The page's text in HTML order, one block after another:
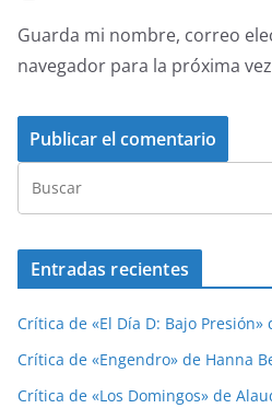
Guarda mi nombre, correo
navegador para la próxima
Entradas recientes
Crítica de «El Día D: Bajo
Crítica de «Engendro» de Hanna
Crítica de «Los Domingos» de